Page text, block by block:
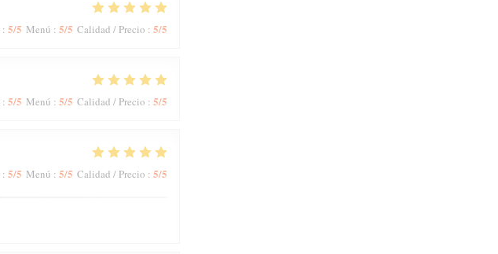
: 5/5 Menú : 5/5 Calidad / Precio : 5/5
: 5/5 Menú : 5/5 Calidad / Precio : 5/5
: 5/5 Menú : 5/5 Calidad / Precio : 5/5